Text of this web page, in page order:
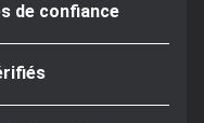
de confiance